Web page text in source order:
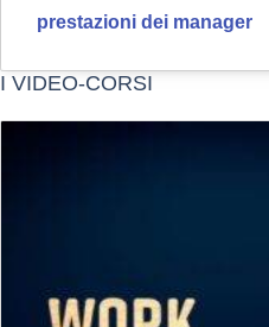
prestazioni dei manager
I VIDEO-CORSI